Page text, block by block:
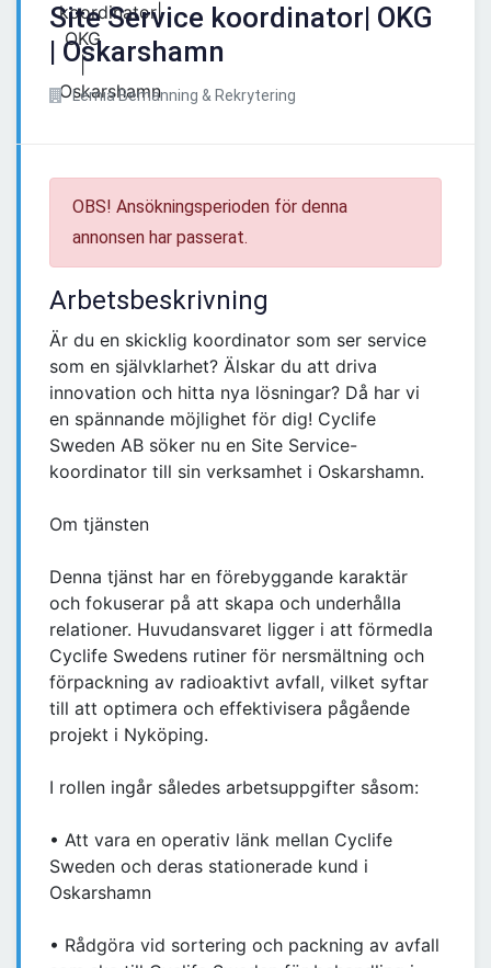
Site Service koordinator| OKG
| Oskarshamn
Lernia Bemanning & Rekrytering
OBS! Ansökningsperioden för denna
annonsen har passerat.
Arbetsbeskrivning
Är du en skicklig koordinator som ser service
som en självklarhet? Älskar du att driva
innovation och hitta nya lösningar? Då har vi
en spännande möjlighet för dig! Cyclife
Sweden AB söker nu en Site Service-
koordinator till sin verksamhet i Oskarshamn.
Om tjänsten
Denna tjänst har en förebyggande karaktär
och fokuserar på att skapa och underhålla
relationer. Huvudansvaret ligger i att förmedla
Cyclife Swedens rutiner för nersmältning och
förpackning av radioaktivt avfall, vilket syftar
till att optimera och effektivisera pågående
projekt i Nyköping.
I rollen ingår således arbetsuppgifter såsom:
• Att vara en operativ länk mellan Cyclife
Sweden och deras stationerade kund i
Oskarshamn
• Rådgöra vid sortering och packning av avfall